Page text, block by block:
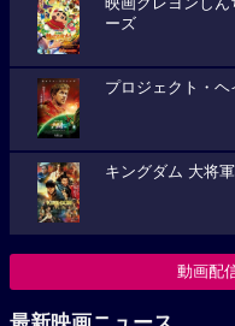
映画クレヨンし
ーズ
プロジェクト・ヘ
キングダム 大将
動画配